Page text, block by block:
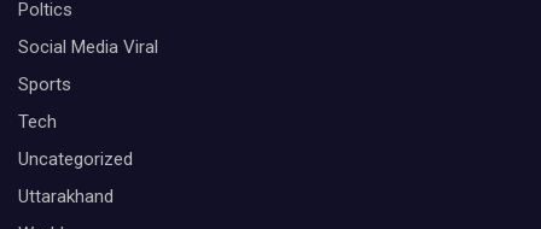
Poltics
Social Media Viral
Sports
Tech
Uncategorized
Uttarakhand